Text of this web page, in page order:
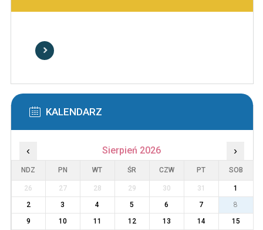
KALENDARZ
‹ Sierpień 2026 ›
NDZ PN WT ŚR CZW PT SOB
26 27 28 29 30 31
1
2
3 4 5 6 7
8
9
10 11 12 13 14
15